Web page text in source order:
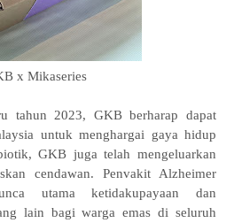
x Mikaseries
tahun 2023, GKB berharap dapat
untuk menghargai gaya hidup
GKB juga telah mengeluarkan
cendawan. Penvakit Alzheimer
utama ketidakupayaan dan
lain bagi warga emas di seluruh